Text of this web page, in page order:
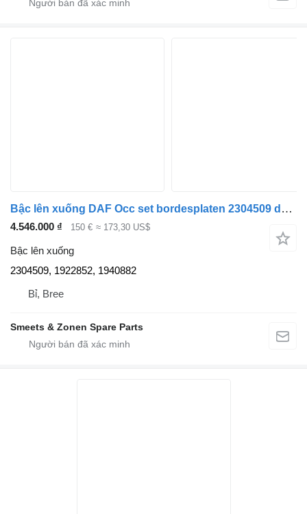
Bậc lên xuống DAF Occ set bordesplaten 2304509 dành cho xe tải
4.546.000 ₫ 150 € ≈ 173,30 US$
Bậc lên xuống
2304509, 1922852, 1940882
Bỉ, Bree
Smeets & Zonen Spare Parts